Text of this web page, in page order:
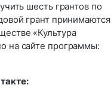
шесть грантов по
грант принимаются
«Культура
на сайте программы: